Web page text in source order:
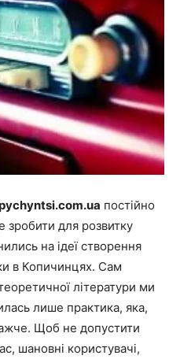
постійно
для розвитку
на ідеї створення
в Копичинцях. Сам
літератури ми
лише практика, яка,
Щоб не допустити
шановні користувачі,